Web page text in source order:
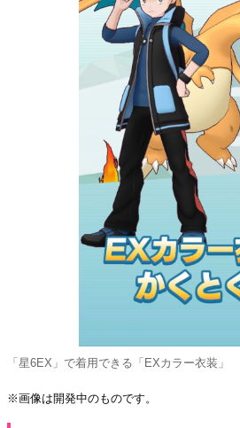
「星6EX」で着用できる「EXカラー衣装」
※画像は開発中のものです。